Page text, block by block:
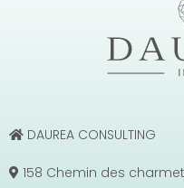
DAUREA CONSULTING
158 Chemin des